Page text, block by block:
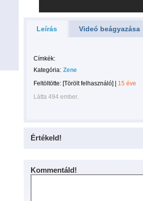
Leírás Videó beágyazása
Címkék:
Kategória: Zene
Feltöltötte: [Törölt felhasználó]
15 éve
Látta 494 ember.
Értékeld!
Kommentáld!